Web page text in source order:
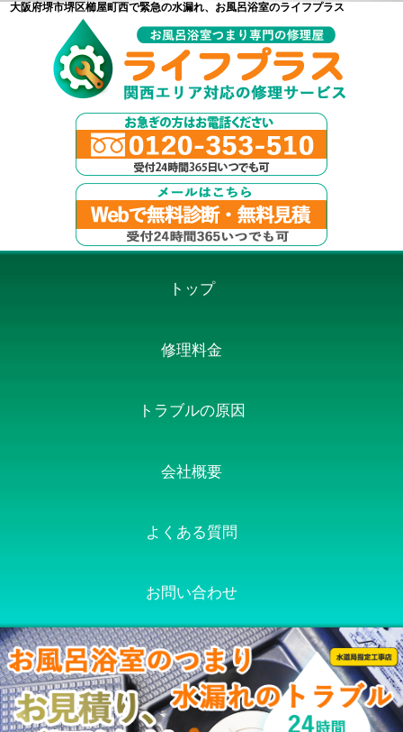
大阪府堺市堺区櫛屋町西で緊急の水漏れ、お風呂浴室のライフプラス
トップ
修理料金
トラブルの原因
会社概要
よくある質問
お問い合わせ